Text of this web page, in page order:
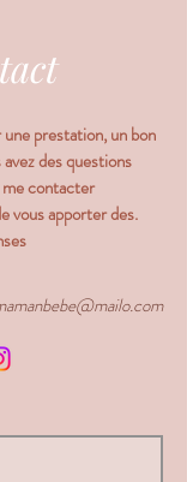
prestation, un bon
des questions
contacter
vous apporter des